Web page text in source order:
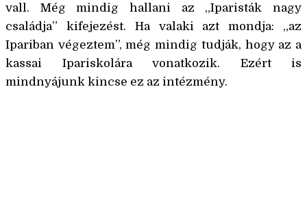
vall. Még mindig hallani az „Iparisták nagy
családja” kifejezést. Ha valaki azt mondja: „az
Ipariban végeztem”, még mindig tudják, hogy az a
kassai Ipariskolára vonatkozik. Ezért is
mindnyájunk kincse ez az intézmény.